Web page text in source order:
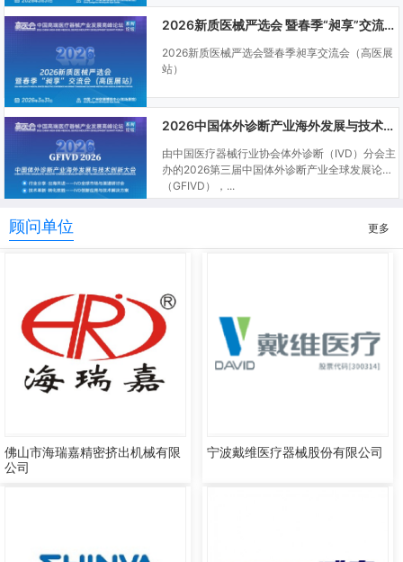
2026新质医械严选会 暨春季“昶享”交流会（高医展站）
2026新质医械严选会暨春季昶享交流会（高医展
站）
2026中国体外诊断产业海外发展与技术创新大会
由中国医疗器械行业协会体外诊断（IVD）分会主
办的2026第三届中国体外诊断产业全球发展论坛
（GFIVD），...
顾问单位 更多
佛山市海瑞嘉精密挤出机械有限
公司
宁波戴维医疗器械股份有限公司